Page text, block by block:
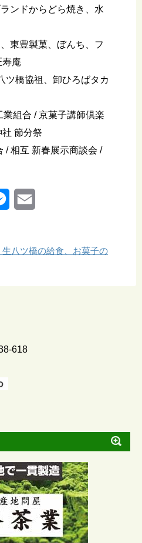
ンドからどら焼き、水
東豊製菓、ぼんち、フ
寿庵
橋協祖、卸ひろばタカ
組合 / 京菓子講師倶楽
節分祭
相互 新春展示商談会 /
e
八ツ橋の給食、お菓子の
618